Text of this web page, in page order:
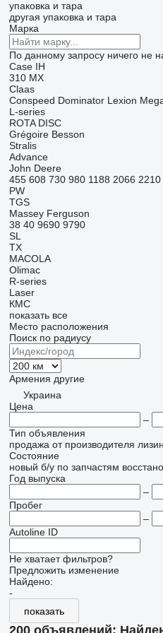
упаковка и тара
другая упаковка и тара
Марка
По данному запросу ничего не
Case IH
310 MX
Claas
Conspeed Dominator Lexion
L-series
ROTA DISC
Grégoire Besson
Stralis
Advance
John Deere
455 608 730 980 1188 2066 2210
PW
TGS
Massey Ferguson
38 40 9690 9790
SL
TX
MACOLA
Olimac
R-series
Laser
КМС
показать все
Место расположения
Поиск по радиусу
Армения другие
Украина
Цена
–
Тип объявления
продажа от производителя
Состояние
новый б/у по запчастям
Год выпуска
–
Пробег
–
Autoline ID
Не хватает фильтров?
Предложить изменение
Найдено:
-
показать
200 объявлений: